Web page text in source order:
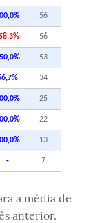
56
56
53
34
25
22
13
- 7
a média de
anterior.